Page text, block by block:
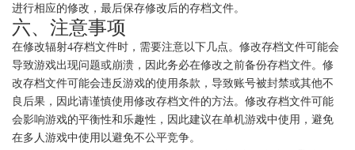
进行相应的修改，最后保存修改后的存档文件。
六、注意事项
在修改辐射4存档文件时，需要注意以下几点。修改存档文件可能会
导致游戏出现问题或崩溃，因此务必在修改之前备份存档文件。修
改存档文件可能会违反游戏的使用条款，导致账号被封禁或其他不
良后果，因此请谨慎使用修改存档文件的方法。修改存档文件可能
会影响游戏的平衡性和乐趣性，因此建议在单机游戏中使用，避免
在多人游戏中使用以避免不公平竞争。